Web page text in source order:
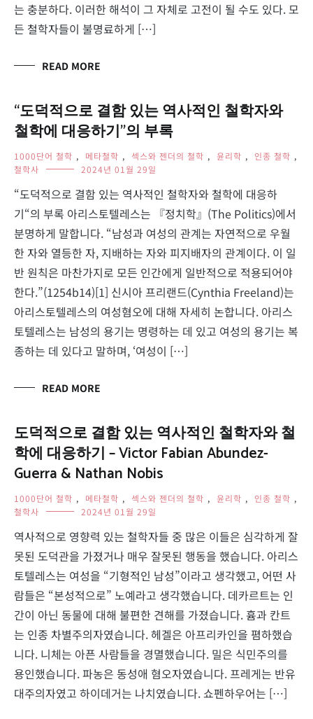
는 충분하다. 이러한 해석이 그 자체로 고전이 될 수도 있다. 모
든 철학자들이 불명료하게 […]
READ MORE
“도덕적으로 결함 있는 역사적인 철학자와
철학에 대응하기”의 부록
1000단어 철학 , 메타철학 , 섹스와 젠더의 철학 , 윤리학 , 인종 철학 ,
철학사
2024년 01월 29일
“도덕적으로 결함 있는 역사적인 철학자와 철학에 대응하
기“의 부록 아리스토텔레스는 『정치학』(The Politics)에서
분명하게 말합니다. “남성과 여성의 관계는 자연적으로 우월
한 자와 열등한 자, 지배하는 자와 피지배자의 관계이다. 이 일
반 원칙은 마찬가지로 모든 인간에게 일반적으로 적용되어야
한다.”(1254b14)[1] 신시아 프리랜드(Cynthia Freeland)는
아리스토텔레스의 여성혐오에 대해 자세히 논합니다. 아리스
토텔레스는 남성의 용기는 명령하는 데 있고 여성의 용기는 복
종하는 데 있다고 말하며, ‘여성이 […]
READ MORE
도덕적으로 결함 있는 역사적인 철학자와 철
학에 대응하기 – Victor Fabian Abundez-
Guerra & Nathan Nobis
1000단어 철학 , 메타철학 , 섹스와 젠더의 철학 , 윤리학 , 인종 철학 ,
철학사
2024년 01월 29일
역사적으로 영향력 있는 철학자들 중 많은 이들은 심각하게 잘
못된 도덕관을 가졌거나 매우 잘못된 행동을 했습니다. 아리스
토텔레스는 여성을 “기형적인 남성”이라고 생각했고, 어떤 사
람들은 “본성적으로” 노예라고 생각했습니다. 데카르트는 인
간이 아닌 동물에 대해 불편한 견해를 가졌습니다. 흄과 칸트
는 인종 차별주의자였습니다. 헤겔은 아프리카인을 폄하했습
니다. 니체는 아픈 사람들을 경멸했습니다. 밀은 식민주의를
용인했습니다. 파농은 동성애 혐오자였습니다. 프레게는 반유
대주의자였고 하이데거는 나치였습니다. 쇼펜하우어는 […]